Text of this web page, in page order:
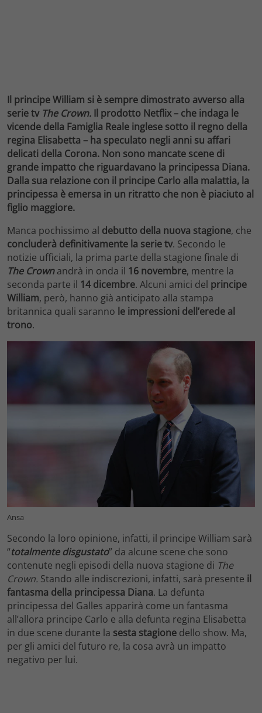
Il principe William si è sempre dimostrato avverso alla
serie tv The Crown. Il prodotto Netflix – che indaga le
vicende della Famiglia Reale inglese sotto il regno della
regina Elisabetta – ha speculato negli anni su affari
delicati della Corona. Non sono mancate scene di
grande impatto che riguardavano la principessa Diana.
Dalla sua relazione con il principe Carlo alla malattia, la
principessa è emersa in un ritratto che non è piaciuto al
figlio maggiore.
Manca pochissimo al debutto della nuova stagione, che
concluderà definitivamente la serie tv. Secondo le
notizie ufficiali, la prima parte della stagione finale di
The Crownandrà in onda il 16 novembre, mentre la
seconda parte il 14 dicembre. Alcuni amici del principe
William, però, hanno già anticipato alla stampa
britannica quali saranno le impressioni dell’erede al
trono.
Ansa
Secondo la loro opinione, infatti, il principe William sarà
“totalmente disgustato” da alcune scene che sono
contenute negli episodi della nuova stagione di The
Crown. Stando alle indiscrezioni, infatti, sarà presente il
fantasma della principessa Diana. La defunta
principessa del Galles apparirà come un fantasma
all’allora principe Carlo e alla defunta regina Elisabetta
in due scene durante la sesta stagione dello show. Ma,
per gli amici del futuro re, la cosa avrà un impatto
negativo per lui.